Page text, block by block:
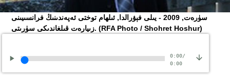
ﺳﯜﺭﻩﺕ, 2009 - ﻳﯩﻠﻰ ﻓﯧﯟﺭﺍﻟﺪﺍ, ﺋﯩﻠﻬﺎﻡ ﺗﻮﺧﺘﻰ ﺋﻪﭘﻪﻧﺪﯨﻨﯩﯔ ﻓﺮﺍﻧﺴﯩﻴﯩﻨﻰ
ﺯﯨﻴﺎﺭﻩﺕ ﻗﯩﻠﻐﺎﻧﺪﯨﻜﻰ ﺳﯜﺭﯨﺘﻰ.(RFA Photo / Shohret Hoshur)
0:00/
0:00